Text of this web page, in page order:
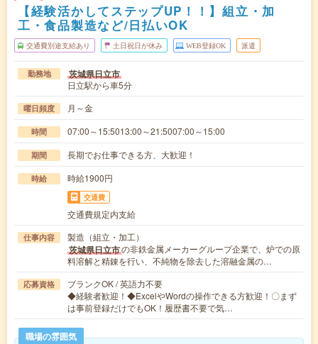
【経験活かしてステップUP！！】組立・加
工・食品製造など/日払いOK
交通費別途支給あり 土日祝日が休み WEB登録OK 派遣
勤務地 茨城県日立市
日立駅から車5分
曜日頻度 月～金
時間 07:00～15:5013:00～21:5007:00～15:00
期間 長期でお仕事できる方、大歓迎！
時給 時給1900円
交通費
交通費規定内支給
仕事内容 製造（組立・加工）
茨城県日立市の非鉄金属メーカーグループ企業で、炉での原
料溶解と精錬を行い、不純物を除去した溶融金属の…
応募資格
ブランクOK / 英語力不要
◆経験者歓迎！◆ExcelやWordの操作できる方歓迎！〇まず
は事前登録だけでもOK！履歴書不要で気…
職場の雰囲気